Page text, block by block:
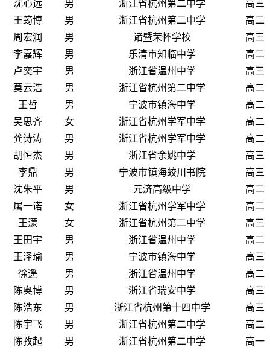
沈心远
男 浙江省杭州第二中学
高三
王筠博
男 浙江省杭州第二中学
高二
周宏润
男 诸暨荣怀学校
高三
李嘉辉
男 乐清市知临中学
高二
卢奕宇
男 浙江省温州中学
高三
莫云浩
男 浙江省杭州第二中学
高二
王哲
男 宁波市镇海中学
高二
吴思齐
女 浙江省杭州学军中学
高二
龚诗涛
男 浙江省杭州学军中学
高二
胡恒杰
男 浙江省余姚中学
高三
李鼎
男 宁波市镇海蛟川书院
高三
沈朱平
男 元济高级中学
高二
屠一诺
女 浙江省杭州学军中学
高二
王濛
女 浙江省杭州第二中学
高三
王田宇
男 浙江省温州中学
高二
王泽瑜
男 宁波市镇海中学
高三
徐遥
男 浙江省温州中学
高二
陈奥博
男 浙江省瑞安中学
高三
陈浩东
男 浙江省杭州第十四中学
高三
陈宇飞
男 浙江省杭州第二中学
高二
陈孜起
男 浙江省杭州第二中学
高一